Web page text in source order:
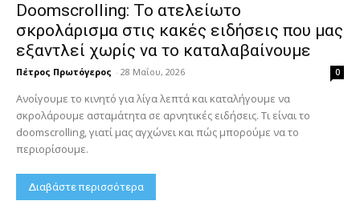
Doomscrolling: Το ατελείωτο
σκρολάρισμα στις κακές ειδήσεις που μας
εξαντλεί χωρίς να το καταλαβαίνουμε
Πέτρος Πρωτόγερος - 28 Μαΐου, 2026 0
Ανοίγουμε το κινητό για λίγα λεπτά και καταλήγουμε να
σκρολάρουμε ασταμάτητα σε αρνητικές ειδήσεις. Τι είναι το
doomscrolling, γιατί μας αγχώνει και πώς μπορούμε να το
περιορίσουμε.
Διαβάστε περισσότερα